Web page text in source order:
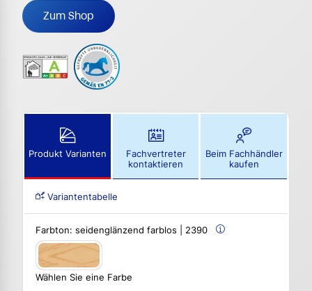
Zum Shop
Produkt Varianten
Fachvertreter
kontaktieren
Beim Fachhändler
kaufen
Variantentabelle
Farbton: seidenglänzend farblos | 2390
Wählen Sie eine Farbe